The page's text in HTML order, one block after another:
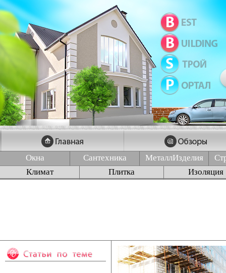
Окна Сантехника МеталлИзделия
Климат
Плитка Изоляция